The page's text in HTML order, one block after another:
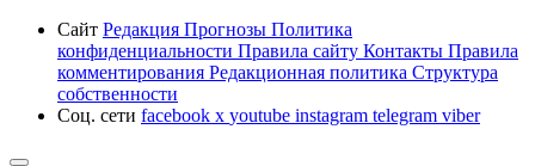
Сайт Редакция Прогнозы Политика
конфиденциальности Правила сайту Контакты Правила
комментирования Редакционная политика Структура
собственности
Соц. сети facebook x youtube instagram telegram viber